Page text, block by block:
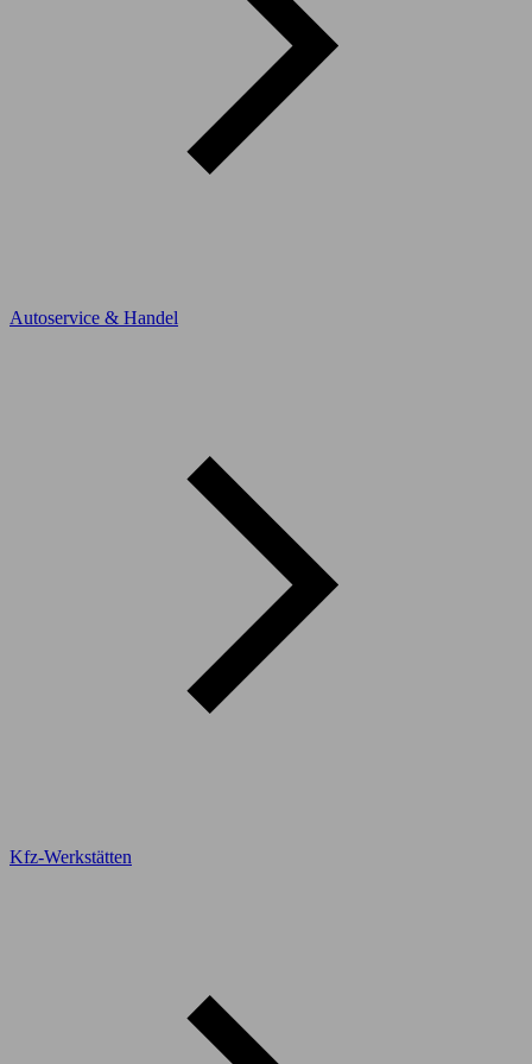
Autoservice & Handel
Kfz-Werkstätten